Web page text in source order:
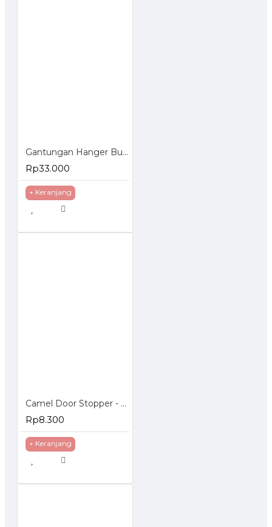
Gantungan Hanger Bulat 28 Ring untuk Hijab Jilbab Kerudung Dasi Syal
Rp33.000
+ Keranjang
Camel Door Stopper - Penahan Pintu Magnetic
Rp8.300
+ Keranjang